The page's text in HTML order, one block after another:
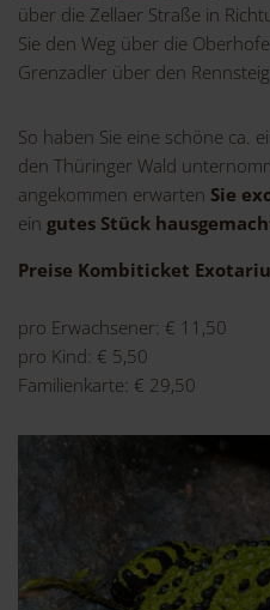
über die Zellaer Straße in
Sie den Weg über die
Grenzadler über den
So haben Sie eine schöne ca.
den Thüringer Wald
angekommen erwarten Sie
ein gutes Stück
Preise Kombiticket
pro Erwachsener: € 11,50
pro Kind: € 5,50
Familienkarte: € 29,50